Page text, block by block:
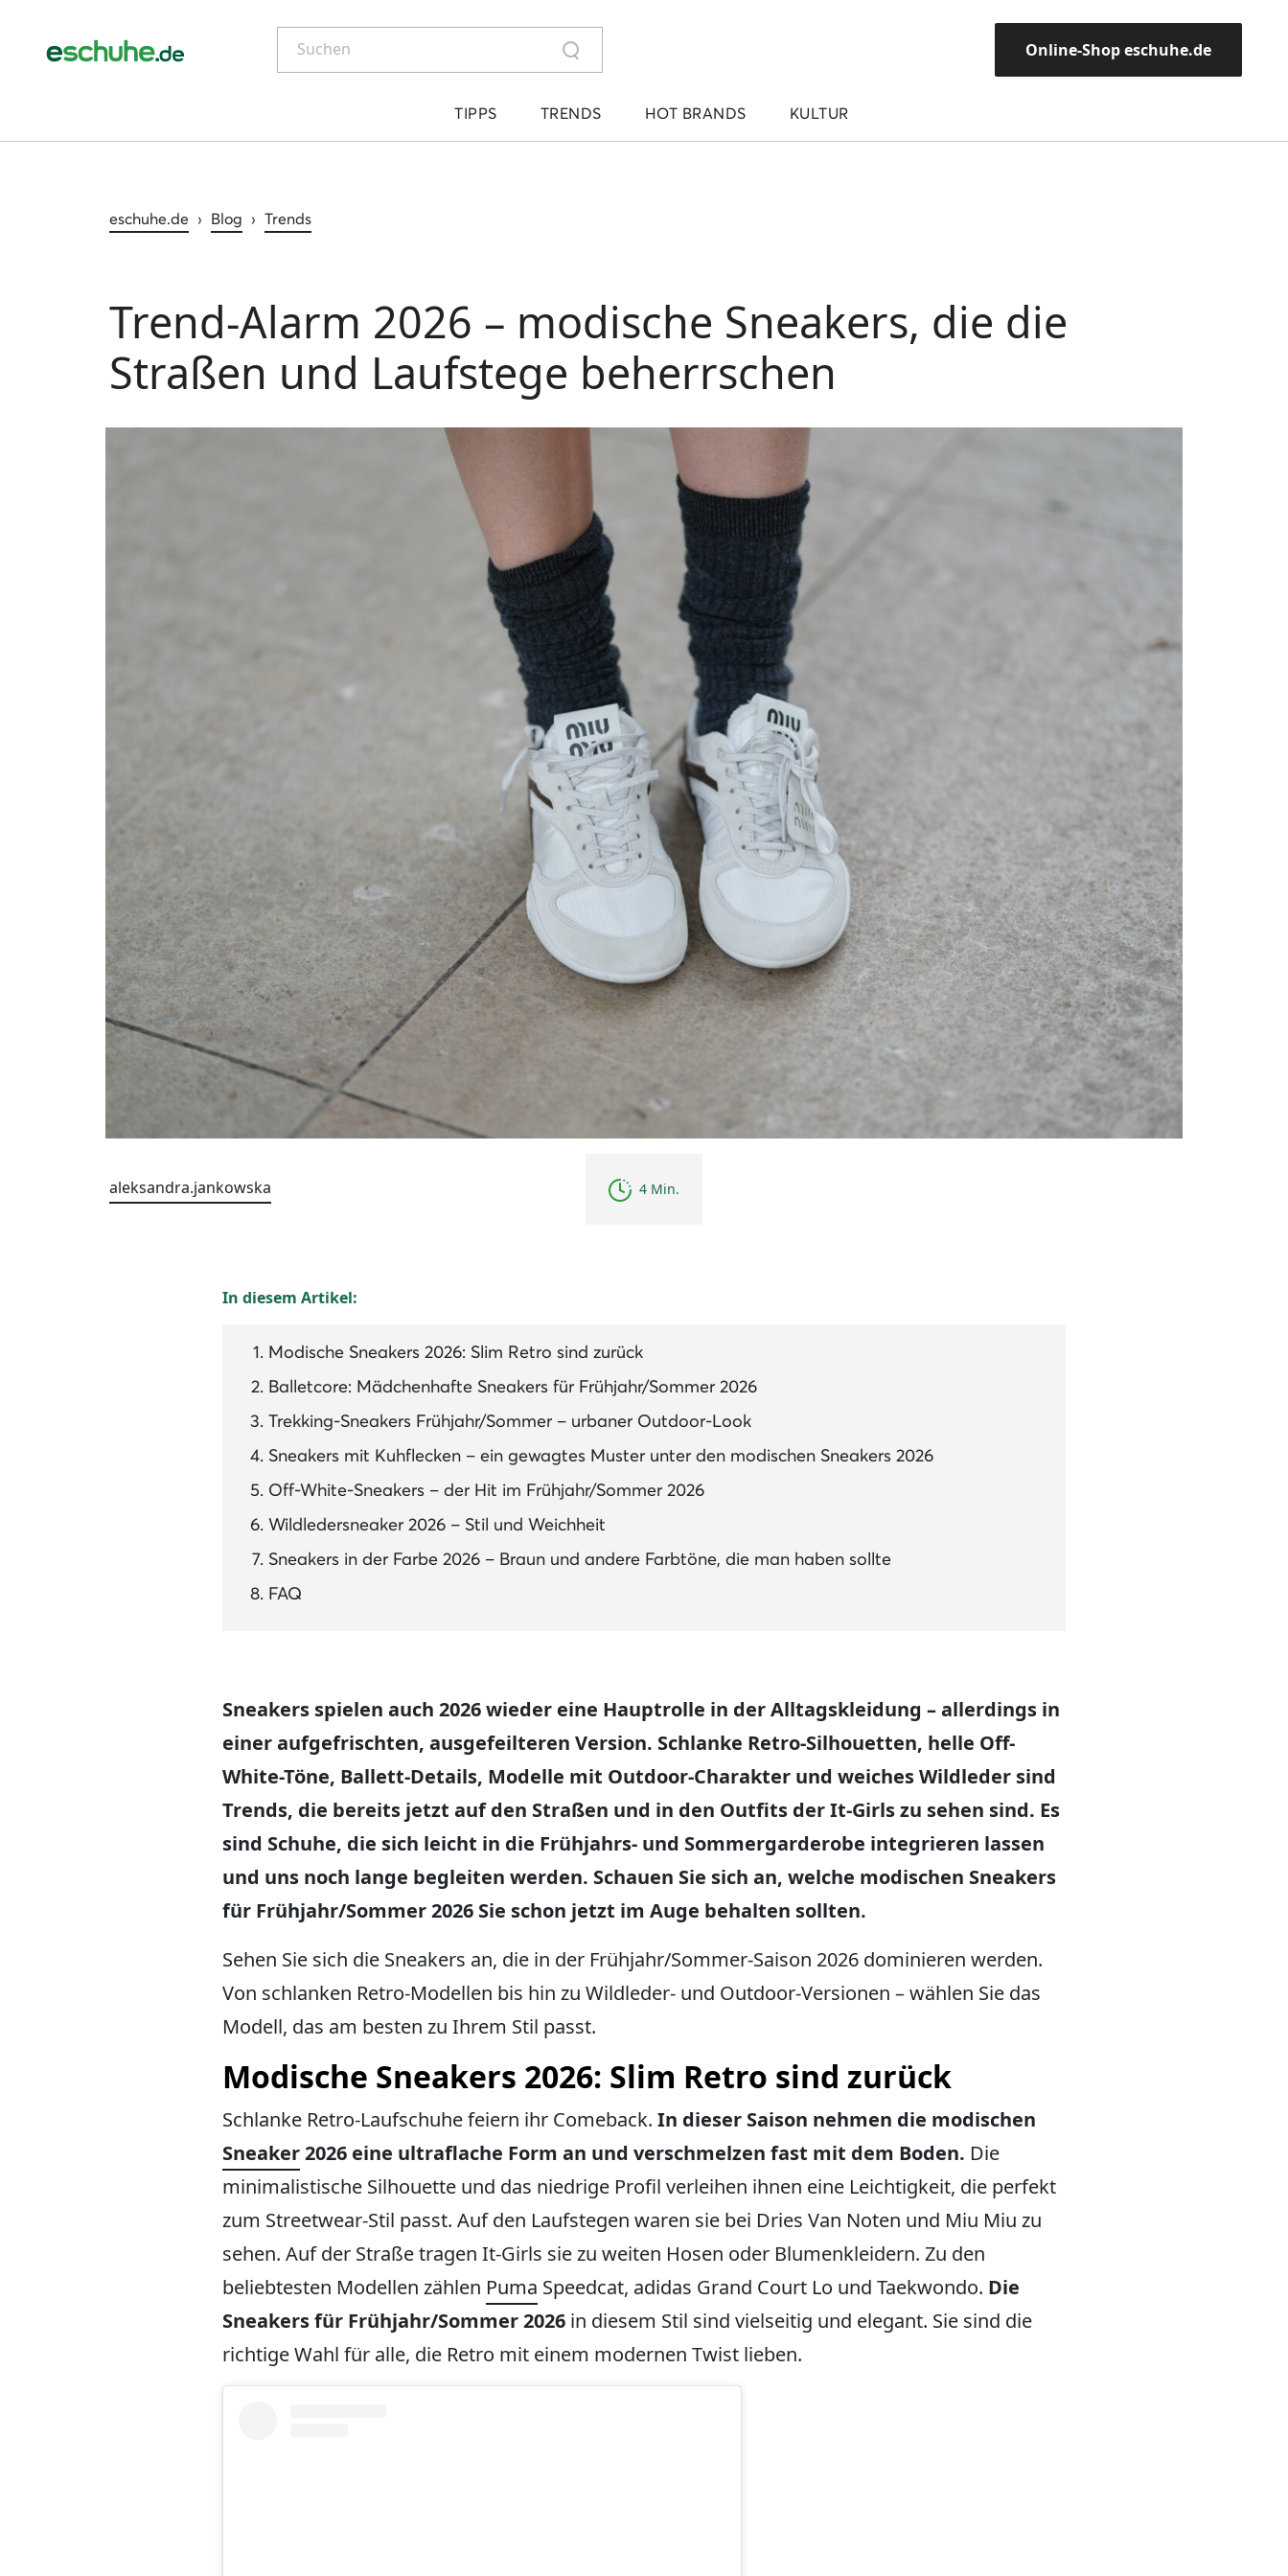
Suchen Online-Shop eschuhe.de
TIPPS TRENDS HOT BRANDS KULTUR
eschuhe.de › Blog › Trends
Trend-Alarm 2026 – modische Sneakers, die die
Straßen und Laufstege beherrschen
Trends
aleksandra.jankowska 4 Min.
In diesem Artikel:
Modische Sneakers 2026: Slim Retro sind zurück
Balletcore: Mädchenhafte Sneakers für Frühjahr/Sommer 2026
Trekking-Sneakers Frühjahr/Sommer – urbaner Outdoor-Look
Sneakers mit Kuhflecken – ein gewagtes Muster unter den modischen Sneakers 2026
Off-White-Sneakers – der Hit im Frühjahr/Sommer 2026
Wildledersneaker 2026 – Stil und Weichheit
Sneakers in der Farbe 2026 – Braun und andere Farbtöne, die man haben sollte
FAQ
Sneakers spielen auch 2026 wieder eine Hauptrolle in der Alltagskleidung – allerdings in
einer aufgefrischten, ausgefeilteren Version. Schlanke Retro-Silhouetten, helle Off-
White-Töne, Ballett-Details, Modelle mit Outdoor-Charakter und weiches Wildleder sind
Trends, die bereits jetzt auf den Straßen und in den Outfits der It-Girls zu sehen sind. Es
sind Schuhe, die sich leicht in die Frühjahrs- und Sommergarderobe integrieren lassen
und uns noch lange begleiten werden. Schauen Sie sich an, welche modischen Sneakers
für Frühjahr/Sommer 2026 Sie schon jetzt im Auge behalten sollten.
Sehen Sie sich die Sneakers an, die in der Frühjahr/Sommer-Saison 2026 dominieren werden.
Von schlanken Retro-Modellen bis hin zu Wildleder- und Outdoor-Versionen – wählen Sie das
Modell, das am besten zu Ihrem Stil passt.
Modische Sneakers 2026: Slim Retro sind zurück
Schlanke Retro-Laufschuhe feiern ihr Comeback. In dieser Saison nehmen die modischen
Sneaker2026 eine ultraflache Form an und verschmelzen fast mit dem Boden. Die
minimalistische Silhouette und das niedrige Profil verleihen ihnen eine Leichtigkeit, die perfekt
zum Streetwear-Stil passt. Auf den Laufstegen waren sie bei Dries Van Noten und Miu Miu zu
sehen. Auf der Straße tragen It-Girls sie zu weiten Hosen oder Blumenkleidern. Zu den
beliebtesten Modellen zählen Puma Speedcat, adidas Grand Court Lo und Taekwondo. Die
Sneakers für Frühjahr/Sommer 2026 in diesem Stil sind vielseitig und elegant. Sie sind die
richtige Wahl für alle, die Retro mit einem modernen Twist lieben.